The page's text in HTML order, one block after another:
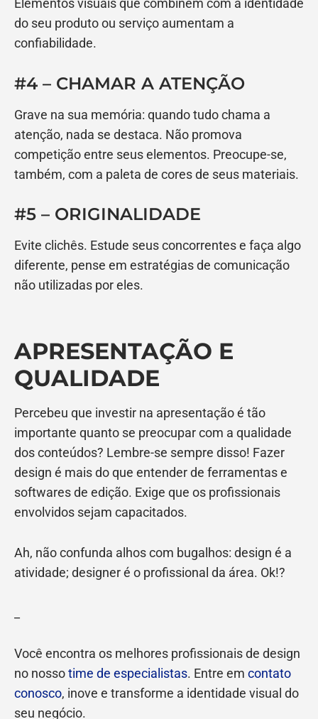
Elementos visuais que combinem com a identidade
do seu produto ou serviço aumentam a
confiabilidade.
#4 – CHAMAR A ATENÇÃO
Grave na sua memória: quando tudo chama a
atenção, nada se destaca. Não promova
competição entre seus elementos. Preocupe-se,
também, com a paleta de cores de seus materiais.
#5 – ORIGINALIDADE
Evite clichês. Estude seus concorrentes e faça algo
diferente, pense em estratégias de comunicação
não utilizadas por eles.
APRESENTAÇÃO E
QUALIDADE
Percebeu que investir na apresentação é tão
importante quanto se preocupar com a qualidade
dos conteúdos? Lembre-se sempre disso! Fazer
design é mais do que entender de ferramentas e
softwares de edição. Exige que os profissionais
envolvidos sejam capacitados.
Ah, não confunda alhos com bugalhos: design é a
atividade; designer é o profissional da área. Ok!?
Você encontra os melhores profissionais de design
no nossotime de especialistas. Entre em contato
conosco, inove e transforme a identidade visual do
seu negócio.